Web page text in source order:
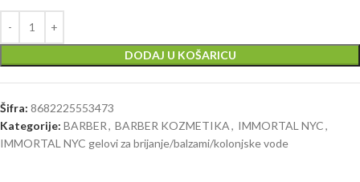
DODAJ U KOŠARICU
Šifra: 8682225553473
Kategorije: BARBER, BARBER KOZMETIKA, IMMORTAL NYC,
IMMORTAL NYC gelovi za brijanje/balzami/kolonjske vode